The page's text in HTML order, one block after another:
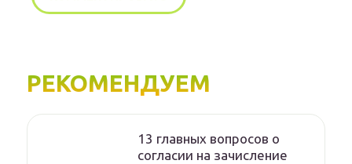
РЕКОМЕНДУЕМ
13 главных вопросов о
согласии на зачисление